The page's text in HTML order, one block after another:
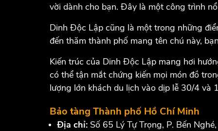
vời dành cho bạn. Đây là một công trình
Dinh Độc Lập cũng là một trong những
đến thăm thành phố mang tên chú này,
Kiến ​​trúc của Dinh Độc Lập mang hơi
có thể tận mắt chứng kiến ​​​​mọi món đồ
lượng lớn khách du lịch vào dịp lễ 30/4 và
Bảo tàng Thành phố Hồ Chí Minh
Địa chỉ: Số 65 Lý Tự Trọng, P. Bến